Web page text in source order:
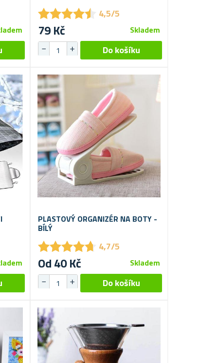
★★★★★
★★★★★ 4,5/5
79 Kč Skladem
PLASTOVÝ ORGANIZÉR NA BOTY -
BÍLÝ
★★★★★
★★★★★ 4,7/5
Od 40 Kč Skladem